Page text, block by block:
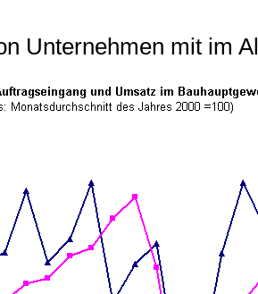
Unternehmen mit im